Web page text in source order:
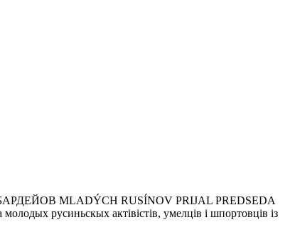
MLADÝCH RUSÍNOV PRIJAL PREDSEDA
русиньскых актівістів, умелців і шпортовців із